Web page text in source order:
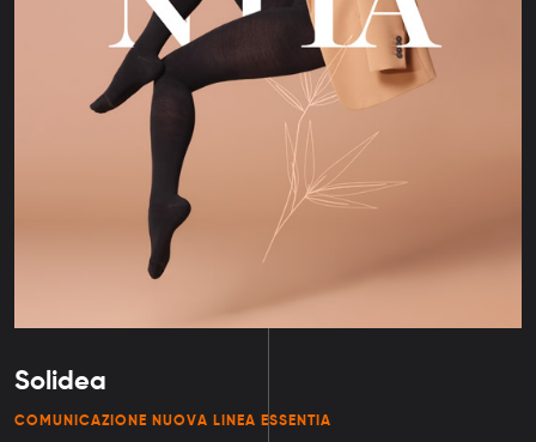
Solidea
COMUNICAZIONE NUOVA LINEA ESSENTIA